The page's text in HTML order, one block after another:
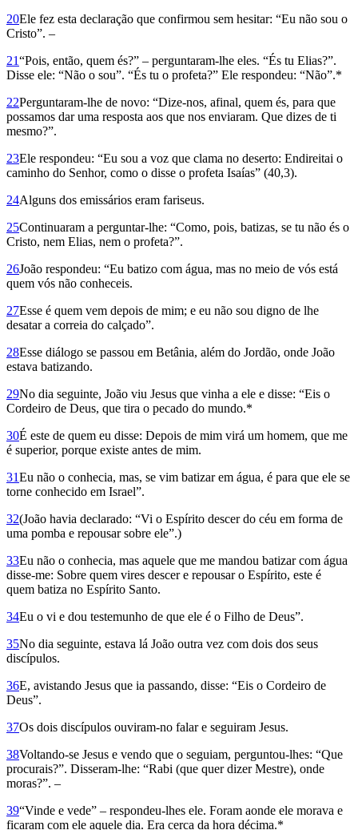
20Ele fez esta declaração que confirmou sem hesitar: “Eu não sou o
Cristo”. –
21“Pois, então, quem és?” – perguntaram-lhe eles. “És tu Elias?”.
Disse ele: “Não o sou”. “És tu o profeta?” Ele respondeu: “Não”.*
22Perguntaram-lhe de novo: “Dize-nos, afinal, quem és, para que
possamos dar uma resposta aos que nos enviaram. Que dizes de ti
mesmo?”.
23Ele respondeu: “Eu sou a voz que clama no deserto: Endireitai o
caminho do Senhor, como o disse o profeta Isaías” (40,3).
24Alguns dos emissários eram fariseus.
25Continuaram a perguntar-lhe: “Como, pois, batizas, se tu não és o
Cristo, nem Elias, nem o profeta?”.
26João respondeu: “Eu batizo com água, mas no meio de vós está
quem vós não conheceis.
27Esse é quem vem depois de mim; e eu não sou digno de lhe
desatar a correia do calçado”.
28Esse diálogo se passou em Betânia, além do Jordão, onde João
estava batizando.
29No dia seguinte, João viu Jesus que vinha a ele e disse: “Eis o
Cordeiro de Deus, que tira o pecado do mundo.*
30É este de quem eu disse: Depois de mim virá um homem, que me
é superior, porque existe antes de mim.
31Eu não o conhecia, mas, se vim batizar em água, é para que ele se
torne conhecido em Israel”.
32(João havia declarado: “Vi o Espírito descer do céu em forma de
uma pomba e repousar sobre ele”.)
33Eu não o conhecia, mas aquele que me mandou batizar com água
disse-me: Sobre quem vires descer e repousar o Espírito, este é
quem batiza no Espírito Santo.
34Eu o vi e dou testemunho de que ele é o Filho de Deus”.
35No dia seguinte, estava lá João outra vez com dois dos seus
discípulos.
36E, avistando Jesus que ia passando, disse: “Eis o Cordeiro de
Deus”.
37Os dois discípulos ouviram-no falar e seguiram Jesus.
38Voltando-se Jesus e vendo que o seguiam, perguntou-lhes: “Que
procurais?”. Disseram-lhe: “Rabi (que quer dizer Mestre), onde
moras?”. –
39“Vinde e vede” – res­pondeu-lhes ele. Foram aonde ele morava e
ficaram com ele aquele dia. Era cerca da hora décima.*